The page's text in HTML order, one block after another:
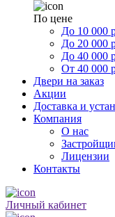
По цене
До 10 000
До 20 000
До 40 000
От 40 000
Двери на заказ
Акции
Доставка и
Компания
О нас
Лицензии
Контакты
Личный кабинет